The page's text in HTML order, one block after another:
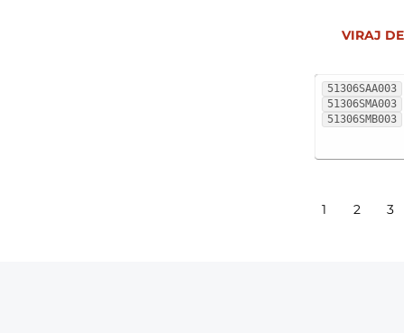
51306SAA003
51306SMA003
51306SMB003
VIRAJ
1 2 3